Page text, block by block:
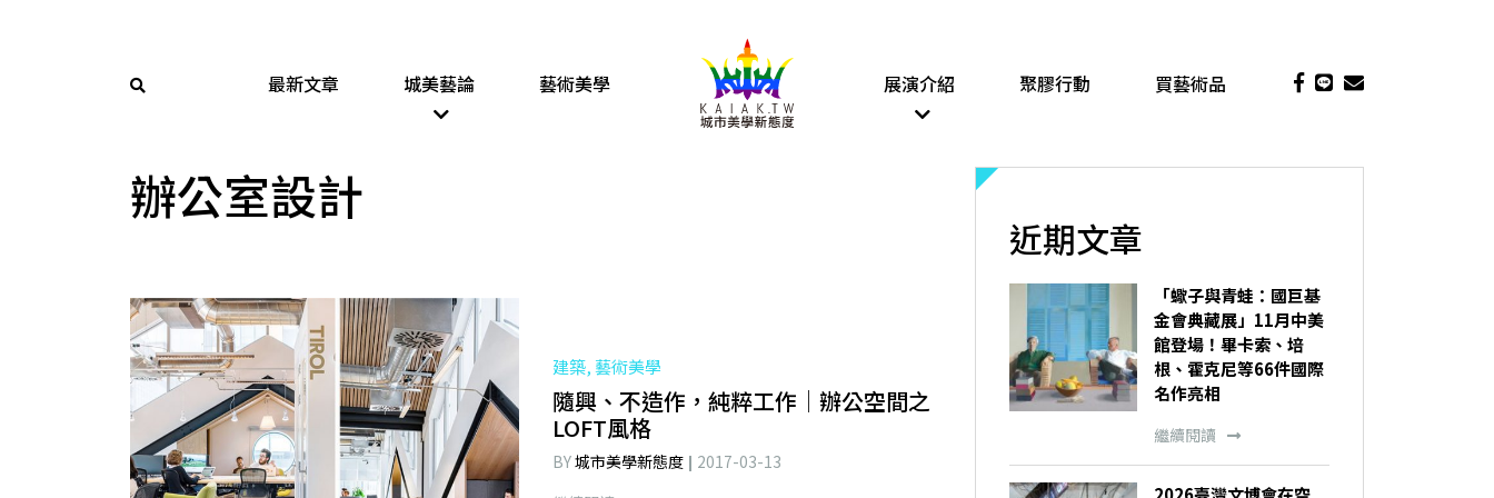
最新文章 城美藝論 藝術美學 展演介紹 聚膠行動 買藝術品
辦公室設計
建築, 藝術美學
隨興、不造作，純粹工作│辦公空間之
LOFT風格
BY城市美學新態度
2017-03-13
近期文章
「蠍子與青蛙：國巨基
金會典藏展」11月中美
館登場！畢卡索、培
根、霍克尼等66件國際
名作亮相
繼續閱讀